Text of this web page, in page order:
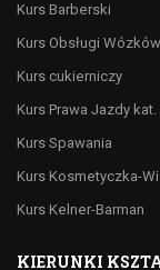
Kurs Barberski
Kurs Obsługi
Kurs cukierniczy
Kurs Prawa Jazdy kat.
Kurs Spawania
Kurs Kosmetyczka-
Kurs Kelner-Barman
KIERUNKI